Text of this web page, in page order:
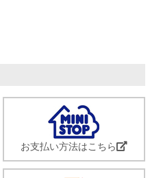
お支払い方法はこちら